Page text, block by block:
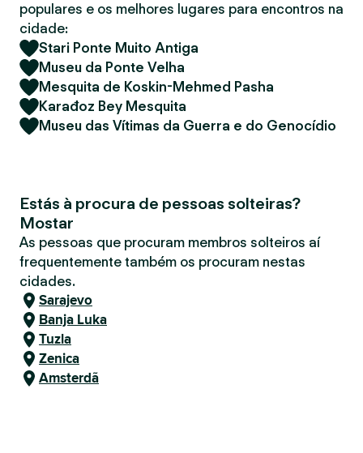
populares e os melhores lugares para encontros na
cidade:
Stari Ponte Muito Antiga
Museu da Ponte Velha
Mesquita de Koskin-Mehmed Pasha
Karađoz Bey Mesquita
Museu das Vítimas da Guerra e do Genocídio
Estás à procura de pessoas solteiras?
Mostar
As pessoas que procuram membros solteiros aí
frequentemente também os procuram nestas
cidades.
Sarajevo
Banja Luka
Tuzla
Zenica
Amsterdã